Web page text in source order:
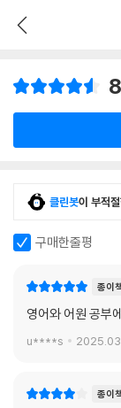
클린봇이 부적
구매한줄평
종이
영어와 어원 공부
u****s
종이